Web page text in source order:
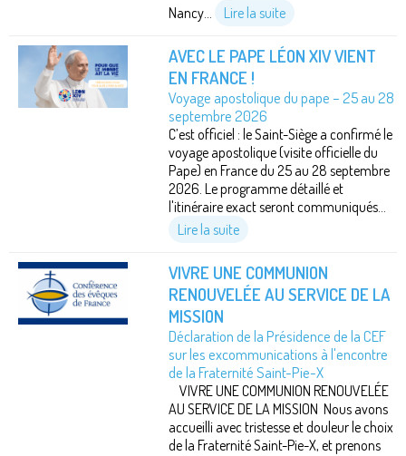
Nancy...
Lire la suite
AVEC LE PAPE LÉON XIV VIENT
EN FRANCE !
Voyage apostolique du pape – 25 au 28
septembre 2026
C’est officiel : le Saint-Siège a confirmé le
voyage apostolique (visite officielle du
Pape) en France du 25 au 28 septembre
2026. Le programme détaillé et
l'itinéraire exact seront communiqués...
Lire la suite
VIVRE UNE COMMUNION
RENOUVELÉE AU SERVICE DE LA
MISSION
Déclaration de la Présidence de la CEF
sur les excommunications à l'encontre
de la Fraternité Saint-Pie-X
VIVRE UNE COMMUNION RENOUVELÉE
AU SERVICE DE LA MISSION Nous avons
accueilli avec tristesse et douleur le choix
de la Fraternité Saint-Pie-X, et prenons